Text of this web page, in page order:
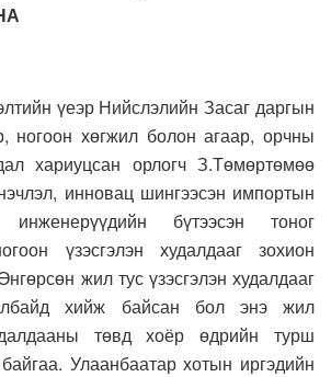
үеэр Нийслэлийн Засаг даргын
ногоон хөгжил болон агаар, орчны
хариуцсан орлогч З.Төмөртөмөө
инновац шингээсэн импортын
бүтээсэн тоног
үзэсгэлэн худалдааг зохион
жил тус үзэсгэлэн худалдааг
хийж байсан бол энэ жил
төвд хоёр өдрийн турш
Улаанбаатар хотын иргэдийн